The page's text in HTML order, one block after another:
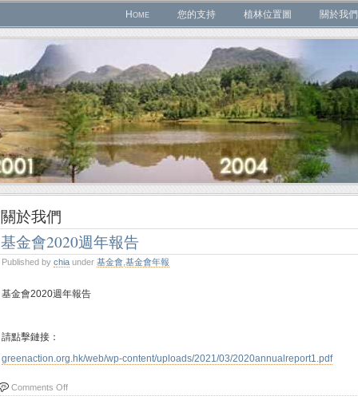
Home 您的支持 植林位置圖 關於我們
關於我們
基金會2020週年報告
Published by chia under 基金會 基金會年報
基金會2020週年報告
請點擊鏈接：
greenaction.org.hk/web/wp-content/uploads/2021/03/2020annualreport1.pdf
Comments Off